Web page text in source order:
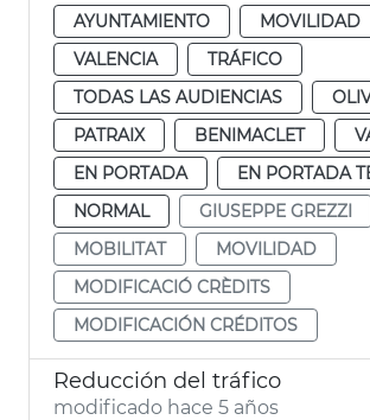
AYUNTAMIENTO
MOVILIDAD
VALENCIA
TRÁFICO
TODAS LAS AUDIENCIAS
PATRAIX
BENIMACLET
EN PORTADA
EN PORTADA
NORMAL
GIUSEPPE GREZZI
MOBILITAT
MOVILIDAD
MODIFICACIÓ CRÈDITS
MODIFICACIÓN CRÉDITOS
Reducción del tráfico
modificado hace 5 años